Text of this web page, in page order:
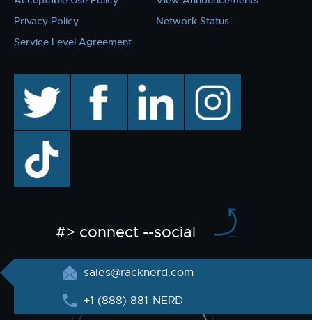
Privacy Policy
Service Level Agreement
Network Status
facebook linkedin instagram
TikTok
#> connect --social
sales@racknerd.com
+1 (888) 881-NERD